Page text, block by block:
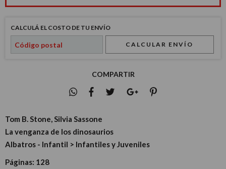
CALCULÁ EL COSTO DE TU ENVÍO
CALCULAR ENVÍO
COMPARTIR
Tom B. Stone, Silvia Sassone
La venganza de los dinosaurios
Albatros - Infantil > Infantiles y Juveniles
Páginas: 128